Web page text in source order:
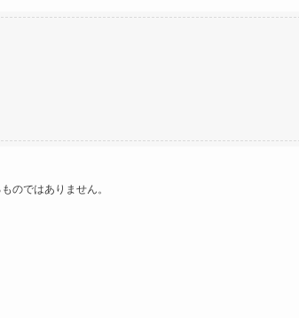
のではありません。